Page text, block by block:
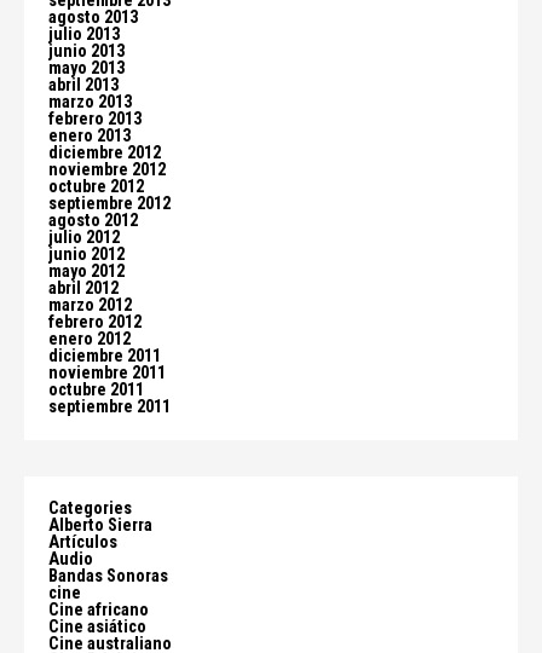
agosto 2013
julio 2013
junio 2013
mayo 2013
abril 2013
marzo 2013
febrero 2013
enero 2013
diciembre 2012
noviembre 2012
octubre 2012
septiembre 2012
agosto 2012
julio 2012
junio 2012
mayo 2012
abril 2012
marzo 2012
febrero 2012
enero 2012
diciembre 2011
noviembre 2011
octubre 2011
septiembre 2011
Categories
Alberto Sierra
Artículos
Audio
Bandas Sonoras
cine
Cine africano
Cine asiático
Cine australiano